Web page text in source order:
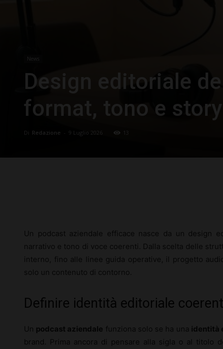
News
Design editoriale
format, tono e
Di Redazione 9 Luglio 2026 13
Un podcast aziendale efficace nasce da un design
narrativo e tono di voce coerenti. Dalla scelta delle
interno, fino alle linee guida operative, il progetto
solo un contenuto di contorno.
Definire identità editoriale
Un podcast aziendale funziona solo se ha una identità
brand. Prima ancora di pensare alla sigla o al titolo